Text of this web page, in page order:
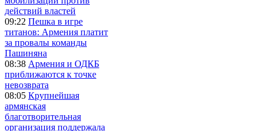
действий властей
09:22 Пешка в игре
титанов: Армения платит
за провалы команды
Пашиняна
08:38 Армения и ОДКБ
приближаются к точке
невозврата
08:05 Крупнейшая
армянская
благотворительная
организация поддержала